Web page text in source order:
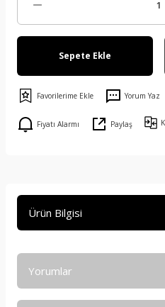
Sepete Ekle
Yorum Yaz
Fiyatı Alarmı Paylaş
Ürün Bilgisi
Yorumlar